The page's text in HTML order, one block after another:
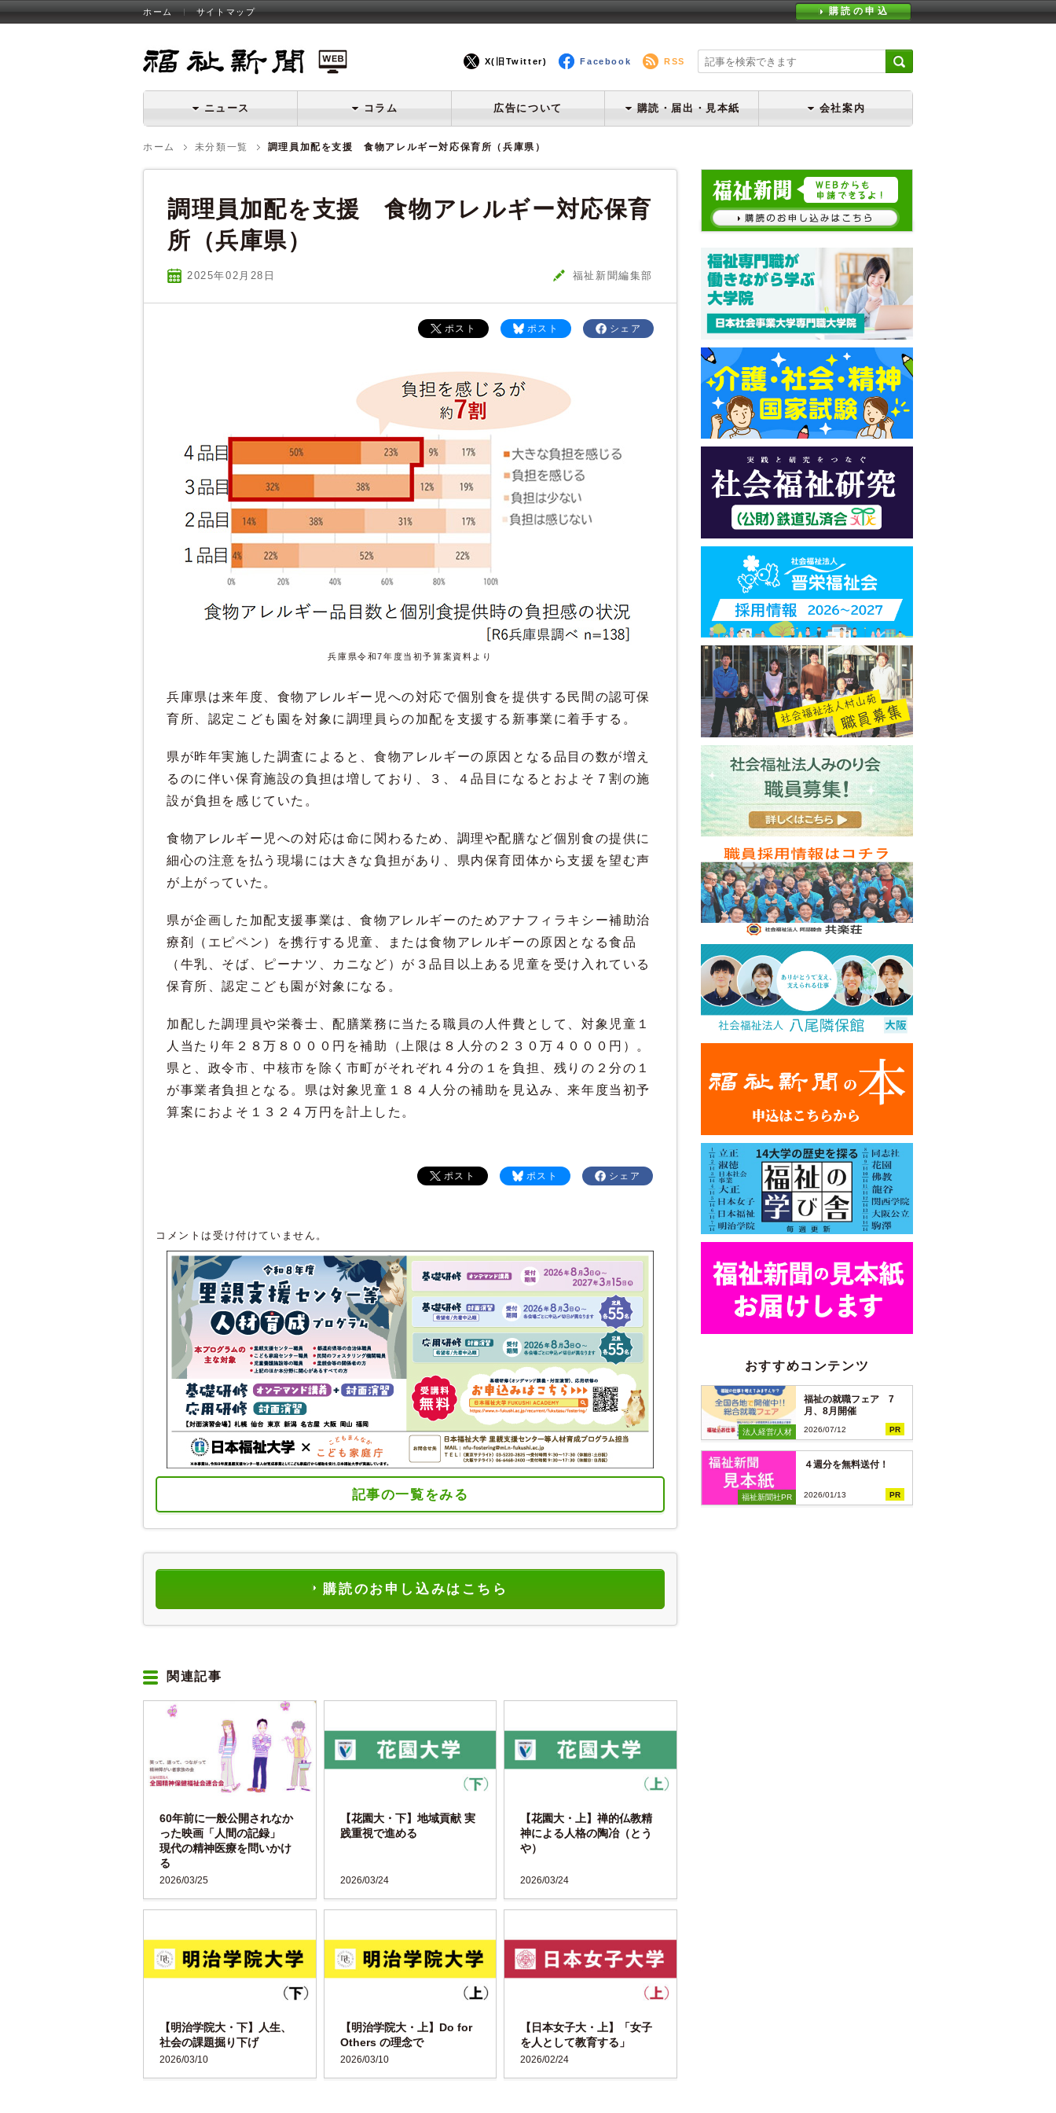
ホーム サイトマップ 購読の申込
X(旧Twitter) Facebook RSS
ニュース コラム 広告について 購読・届出・見本紙 会社案内
ホーム 未分類一覧 調理員加配を支援 食物アレルギー対応保育所（兵庫県）
調理員加配を支援 食物アレルギー対応保育
所（兵庫県）
2025年02 月 28 日 福祉新聞編集部
シェア
ポスト
ポスト
兵庫県令和7年度当初予算案資料より
兵庫県は来年度、食物アレルギー児への対応で個別食を提供する民間の認可保
育所、認定こども園を対象に調理員らの加配を支援する新事業に着手する。
県が昨年実施した調査によると、食物アレルギーの原因となる品目の数が増え
るのに伴い保育施設の負担は増しており、３、４品目になるとおよそ７割の施
設が負担を感じていた。
食物アレルギー児への対応は命に関わるため、調理や配膳など個別食の提供に
細心の注意を払う現場には大きな負担があり、県内保育団体から支援を望む声
が上がっていた。
県が企画した加配支援事業は、食物アレルギーのためアナフィラキシー補助治
療剤（エピペン）を携行する児童、または食物アレルギーの原因となる食品
（牛乳、そば、ピーナツ、カニなど）が３品目以上ある児童を受け入れている
保育所、認定こども園が対象になる。
加配した調理員や栄養士、配膳業務に当たる職員の人件費として、対象児童１
人当たり年２８万８０００円を補助（上限は８人分の２３０万４０００円）。
県と、政令市、中核市を除く市町がそれぞれ４分の１を負担、残りの２分の１
が事業者負担となる。県は対象児童１８４人分の補助を見込み、来年度当初予
算案におよそ１３２４万円を計上した。
シェア
ポスト
ポスト
コメントは受け付けていません。
記事の一覧をみる
購読のお申し込みはこちら
関連記事
2026/03/25
60年前に一般公開されなか
った映画「人間の記録」
現代の精神医療を問いかけ
る
2026/03/24
【花園大・下】地域貢献 実
践重視で進める
2026/03/24
【花園大・上】禅的仏教精
神による人格の陶冶（とう
や）
2026/03/10
【明治学院大・下】人生、
社会の課題掘り下げ
2026/03/10
【明治学院大・上】Do for
Others の理念で
2026/02/24
【日本女子大・上】「女子
を人として教育する」
おすすめコンテンツ
法人経営/人材
福祉の就職フェア 7
月、8月開催
2026/07/12 PR
福祉新聞社PR
４週分を無料送付！
2026/01/13 PR